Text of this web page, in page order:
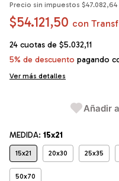
Precio sin impuestos $47.082,64
$54.121,50 con
24 cuotas de $5.032,11
5% de descuento pagando
Ver más detalles
Añadir
MEDIDA: 15x21
15x21 20x30 25x35
50x70